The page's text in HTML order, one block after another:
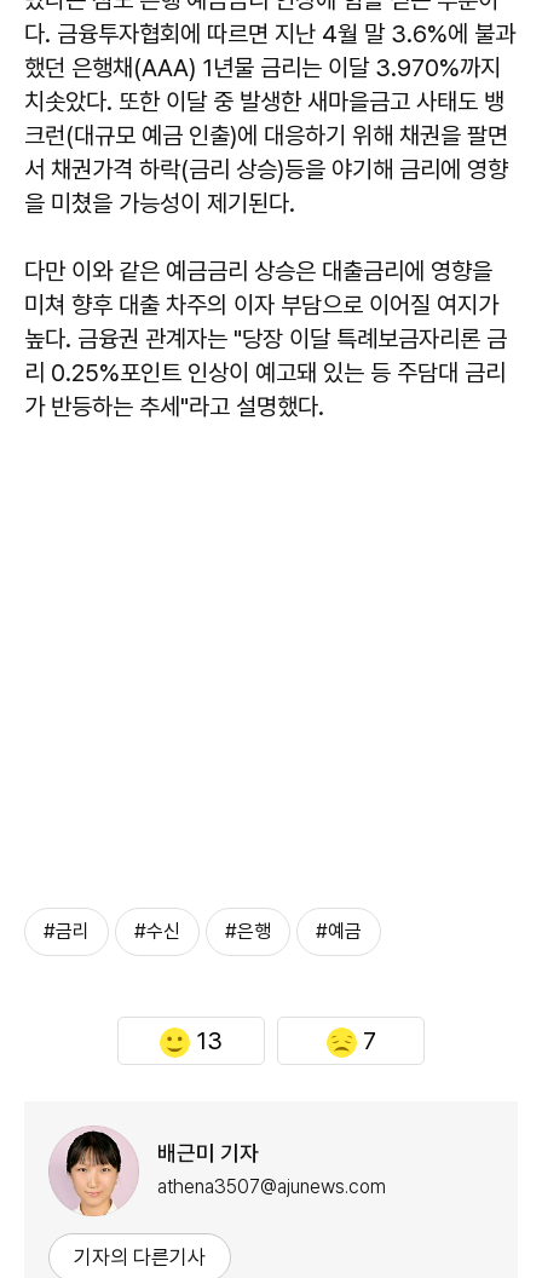
다. 금융투자협회에 따르면 지난 4월 말 3.6%에 불과
했던 은행채(AAA) 1년물 금리는 이달 3.970%까지
치솟았다. 또한 이달 중 발생한 새마을금고 사태도 뱅
크런(대규모 예금 인출)에 대응하기 위해 채권을 팔면
서 채권가격 하락(금리 상승)등을 야기해 금리에 영향
을 미쳤을 가능성이 제기된다.
다만 이와 같은 예금금리 상승은 대출금리에 영향을
미쳐 향후 대출 차주의 이자 부담으로 이어질 여지가
높다. 금융권 관계자는 "당장 이달 특례보금자리론 금
리 0.25%포인트 인상이 예고돼 있는 등 주담대 금리
가 반등하는 추세"라고 설명했다.
#금리 #수신 #은행 #예금
13 7
배근미 기자
athena3507@ajunews.com
기자의 다른기사